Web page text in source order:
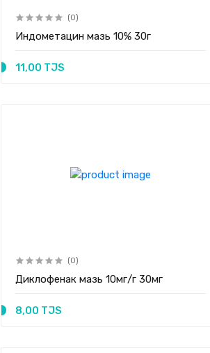
(0)
Индометацин мазь 10% 30г
11,00 TJS
(0)
Диклофенак мазь 10мг/г 30мг
8,00 TJS